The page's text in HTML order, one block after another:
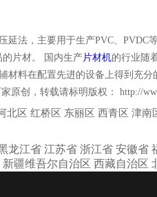
延法，主要用于生产PVC、PVDC
片材。 国内生产片材机的行业随
材料在配置先进的设备上得到充分
原创，转载请标明版权： http://
北区 红桥区 东丽区 西青区 津南
龙江省 江苏省 浙江省 安徽省
新疆维吾尔自治区 西藏自治区